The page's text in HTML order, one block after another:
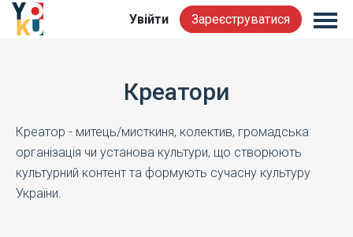
Увійти Зареєструватися
Креатори
Креатор - митець/мисткиня, колектив, громадська
організація чи установа культури, що створюють
культурний контент та формують сучасну культуру
України.